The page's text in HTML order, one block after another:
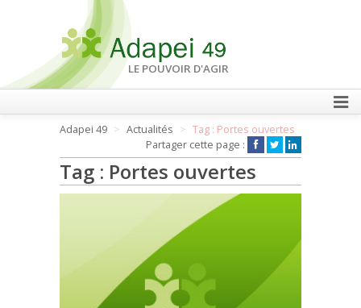
LE POUVOIR D'AGIR
FAIRE UN DON
Adapei 49 Actualités
Tag : Portes ouvertes
Partager cette page :
Tag : Portes ouvertes